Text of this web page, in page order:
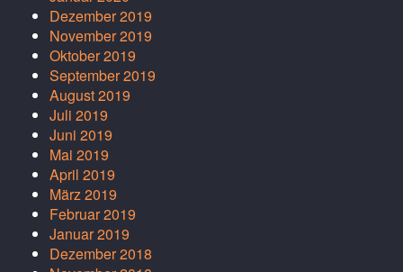
Dezember 2019
November 2019
Oktober 2019
September 2019
August 2019
Juli 2019
Juni 2019
Mai 2019
April 2019
März 2019
Februar 2019
Januar 2019
Dezember 2018